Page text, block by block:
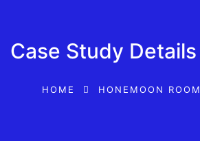
Case Study Details
HOME HONEMOON ROOM